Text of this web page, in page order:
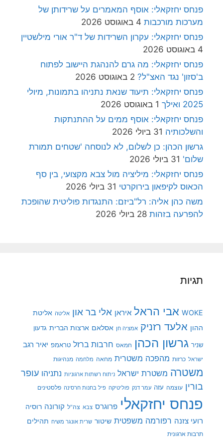
פנחס יחזקאלי: אוסף המאמרים על שרידותן של
מערכות מורכבות 4 באוגוסט 2026
פנחס יחזקאלי: עקרון השרידות של ד"ר אורי מילשטיין
4 באוגוסט 2026
פנחס יחזקאלי: מה גרם להנהגת היישוב לפתוח
ב'סזון' נגד האצ"ל? 2 באוגוסט 2026
פנחס יחזקאלי: תיעוד שנאת נתניהו בתמונות, מיולי
2025 ואילך
1 באוגוסט 2026
פנחס יחזקאלי: אוסף ממים על ההתנתקות
והשלכותיה 31 ביולי 2026
גרשון הכהן: כן לשלום, לא לנוסחה 'שטחים תמורת
שלום' 31 ביולי 2026
פנחס יחזקאלי: מיליציה מול צבא מקצועי, בין סף
הכאוס לקיפאון בירוקרטי 31 ביולי 2026
משה כהן אליה: רל"ביזם: התנגדות פוליטית שהופכת
להפרעה בזהות 28 ביולי 2026
תגיות
WOKE אבי הראל איראן אלי בר און אליטה אליטת
ההון אלעד רזניק אמציה חן אסלאם ארצות הברית גדעון
שניר גרשון הכהן חמאס חרבות ברזל טראמפ יאיר רגב
ישראל כרזות מהפכה משטרית מחאה מלחמה מנהיגות
משטרה משטרת ישראל ניתוח רשתות ארגוניות נתניהו עופר
בורין עוצמה עזה עמר דנק פוליטיקה פיל בחנות חרסינה פלסטינים
פנחס יחזקאלי פרוגרס צבא צה"ל קורונה רוסיה
רועי צזנה רפורמה משפטית שיטור שרית אונגר משיח תהילים
תרבות ארגונית